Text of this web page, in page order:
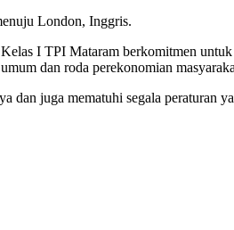
London, Inggris.
I TPI Mataram berkomitmen untuk
dan roda perekonomian
dan juga mematuhi segala peraturan